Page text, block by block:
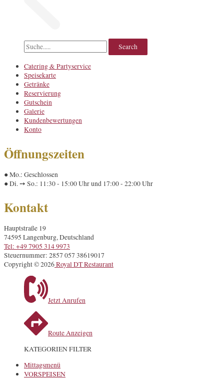
Catering & Partyservice
Speisekarte
Getränke
Reservierung
Gutschein
Galerie
Kundenbewertungen
Konto
Öffnungszeiten
● Mo.: Geschlossen
● Di. ➙ So.: 11:30 - 15:00 Uhr und 17:00 - 22:00 Uhr
Kontakt
Hauptstraße 19
74595 Langenburg, Deutschland
Tel: +49 7905 314 9973
Steuernummer: 2857 057 38619017
Copyright © 2026Royal DT Restaurant
Jetzt Anrufen
Route Anzeigen
KATEGORIEN FILTER
Mittagsmenü
VORSPEISEN